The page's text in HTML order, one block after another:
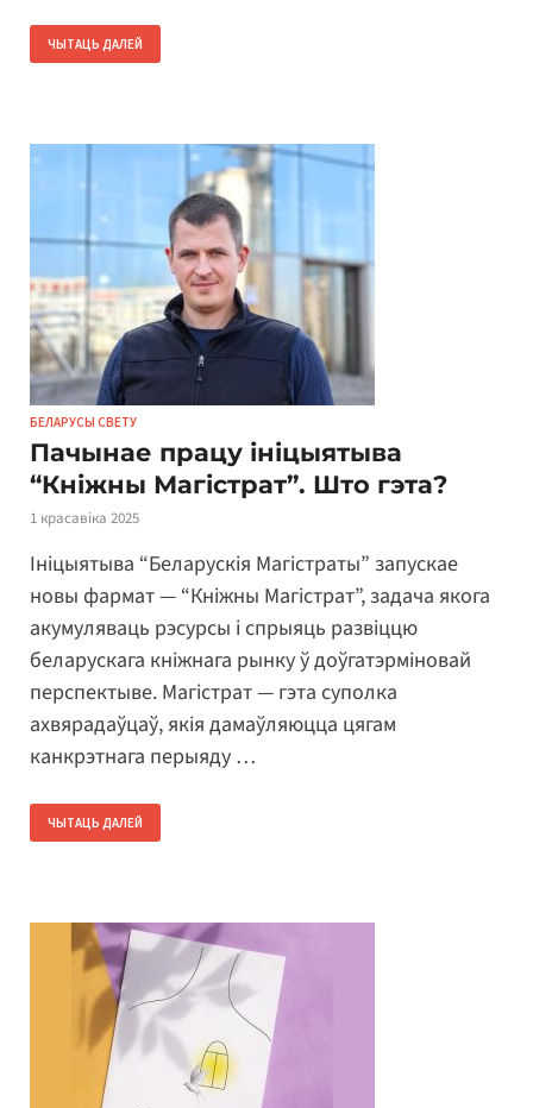
ЧЫТАЦЬ ДАЛЕЙ
БЕЛАРУСЫ СВЕТУ
Пачынае працу ініцыятыва
“Кніжны Магістрат”. Што гэта?
1 красавіка 2025
Ініцыятыва “Беларускія Магістраты” запускае
новы фармат — “Кніжны Магістрат”, задача якога
акумуляваць рэсурсы і спрыяць развіццю
беларускага кніжнага рынку ў доўгатэрміновай
перспектыве. Магістрат — гэта суполка
ахвярадаўцаў, якія дамаўляюцца цягам
канкрэтнага перыяду …
ЧЫТАЦЬ ДАЛЕЙ